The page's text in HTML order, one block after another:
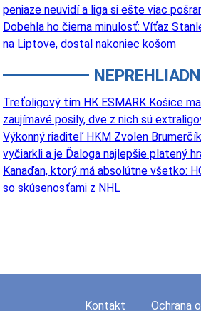
peniaze neuvidí a liga si ešte viac
Dobehla ho čierna minulosť: Víťaz
na Liptove, dostal nakoniec košom
Treťoligový tím HK ESMARK Košice
zaujímavé posily, dve z nich sú
Výkonný riaditeľ HKM Zvolen
vyčiarkli a je Ďaloga najlepšie platený
Kanaďan, ktorý má absolútne všetko:
so skúsenosťami z NHL
Kontakt Ochrana